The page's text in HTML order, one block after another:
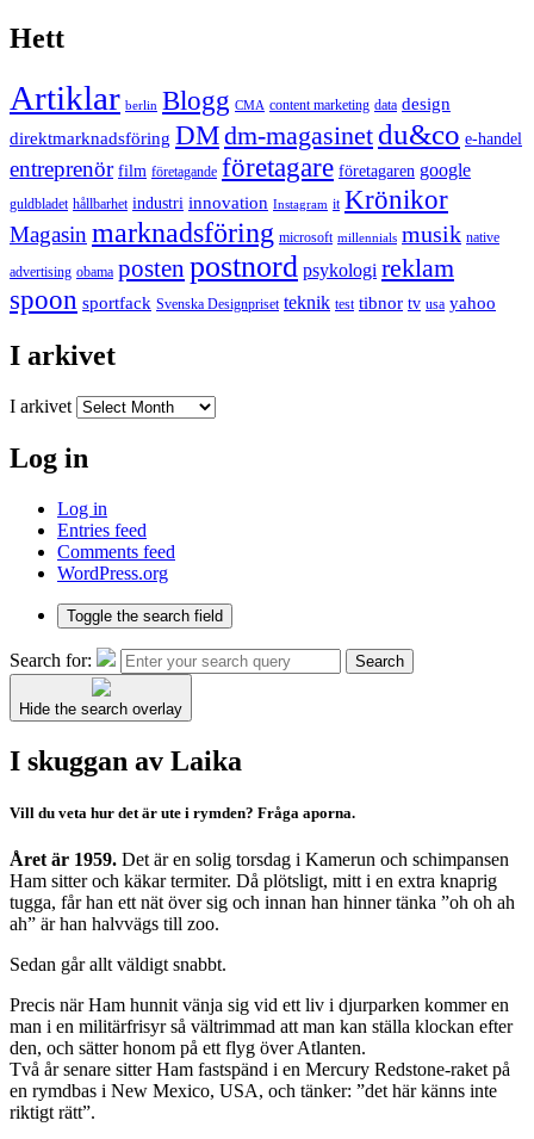
Hett
Artiklar berlin Blogg CMA content marketing data design
direktmarknadsföring DMdm-magasinet du&co e-handel
entreprenör film företagande företagare företagaren google
guldbladet hållbarhet industri innovation Instagram it Krönikor
Magasin marknadsföring microsoft millennials musik native
advertising obama posten postnord psykologi reklam
spoon sportfack Svenska Designpriset teknik test tibnor tv usa yahoo
I arkivet
I arkivet
Log in
Log in
Entries feed
Comments feed
WordPress.org
Toggle the search field
Search for: Search
Hide the search overlay
I skuggan av Laika
Vill du veta hur det är ute i rymden? Fråga aporna.
Året är 1959. Det är en solig torsdag i Kamerun och schimpansen
Ham sitter och käkar termiter. Då plötsligt, mitt i en extra knaprig
tugga, får han ett nät över sig och innan han hinner tänka ”oh oh ah
ah” är han halvvägs till zoo.
Sedan går allt väldigt snabbt.
Precis när Ham hunnit vänja sig vid ett liv i djurparken kommer en
man i en militärfrisyr så vältrimmad att man kan ställa klockan efter
den, och sätter honom på ett flyg över Atlanten.
Två år senare sitter Ham fastspänd i en Mercury Redstone-raket på
en rymdbas i New Mexico, USA, och tänker: ”det här känns inte
riktigt rätt”.